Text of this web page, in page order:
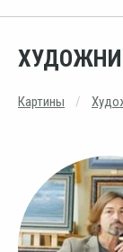
Картины